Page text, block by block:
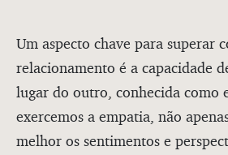
Um aspecto chave para superar
relacionamento é a capacidade
lugar do outro, conhecida como
exercemos a empatia, não
melhor os sentimentos e